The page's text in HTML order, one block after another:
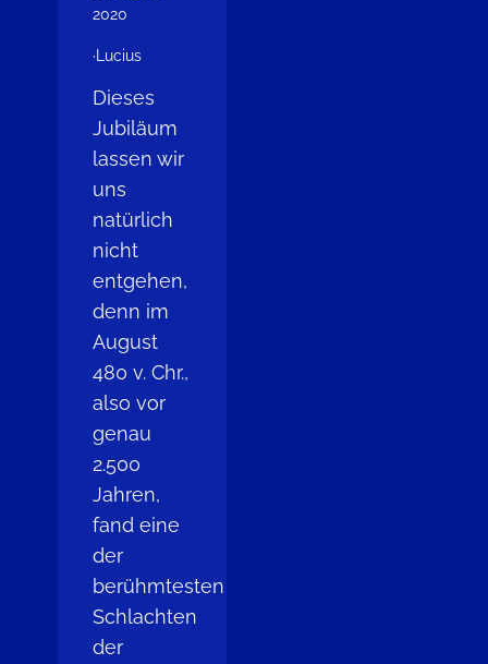
2020
·Lucius
Dieses
Jubiläum
lassen wir
uns
natürlich
nicht
entgehen,
denn im
August
480 v. Chr.,
also vor
genau
2.500
Jahren,
fand eine
der
berühmtesten
Schlachten
der